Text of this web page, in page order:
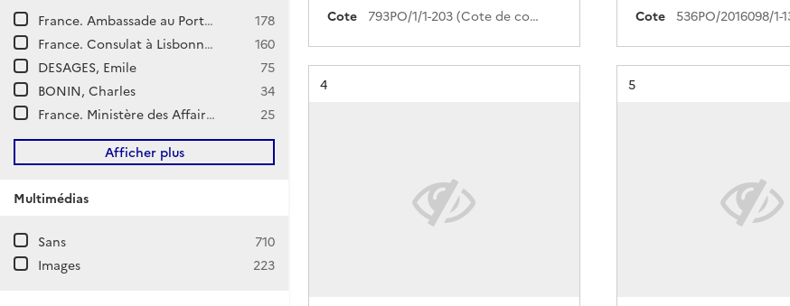
France. Ambassade au Portugal (Lisbonne)
178
France. Consulat à Lisbonne (Portugal)
160
DESAGES, Emile
75
BONIN, Charles
34
France. Ministère des Affaires étrangères. Direction générale des Affaires politiques et de Sécurité. Direction d'Afrique et de l'Océan Indien.
25
Afficher plus
Multimédias
Sans
710
Images
223
Cote
793PO/1/1-203 (Cote de commande)
Cote
Résultat n°
4 Résultat n°
5